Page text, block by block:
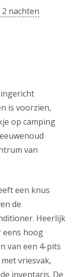
nachten
is voorzien,
op camping
van
een knus
de
Heerlijk
eens hoog
van een 4-pits
vriesvak,
inventaris. De